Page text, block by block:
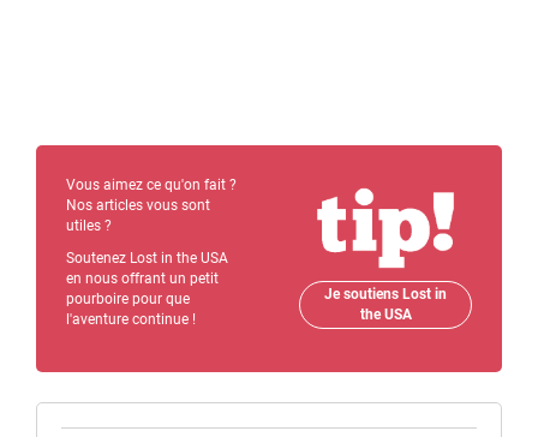
Vous aimez ce qu'on fait ?
Nos articles vous sont
utiles ?
Soutenez Lost in the USA
en nous offrant un petit
pourboire pour que
l'aventure continue !
Je soutiens Lost in
the USA